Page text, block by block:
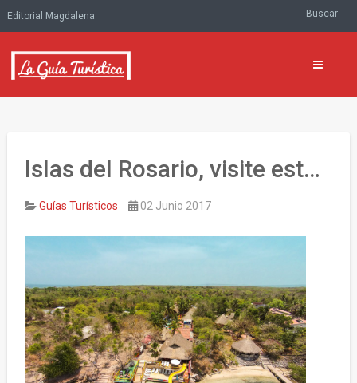
Editorial Magdalena Buscar
Islas del Rosario, visite este paraíso terrenal
Guías Turísticos 02 Junio 2017